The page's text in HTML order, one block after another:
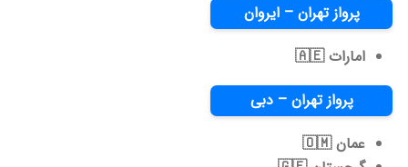
پرواز تهران – ایروان
امارات 🇦🇪
پرواز تهران – دبی
عمان 🇴🇲